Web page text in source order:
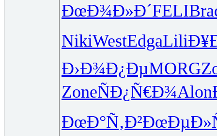
ÐœÐ¾Ð»Ð´FELI
NikiWestEdgaLili
Ð›Ð¾Ð¿ÐµMORG
ZoneÑÐ¿Ñ€Ð¾Alon
ÐœÐ°Ñ‚Ð²